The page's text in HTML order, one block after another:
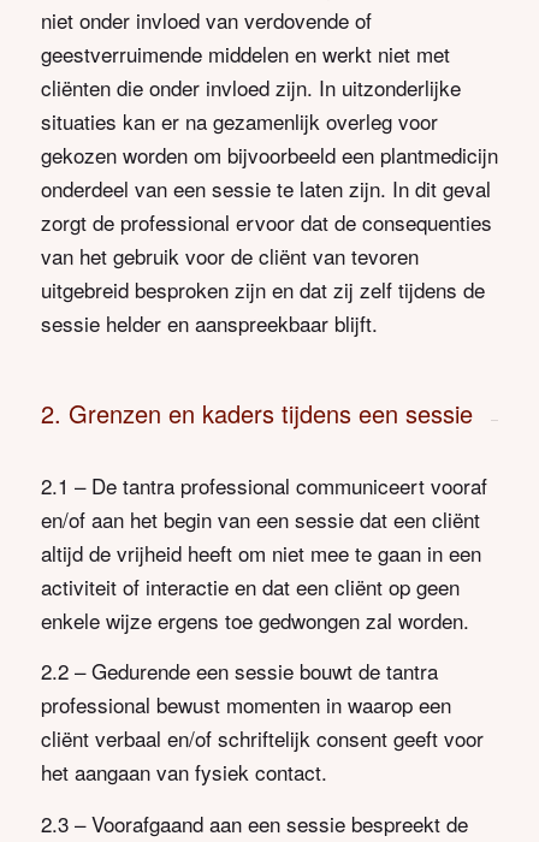
niet onder invloed van verdovende of
geestverruimende middelen en werkt niet met
cliënten die onder invloed zijn. In uitzonderlijke
situaties kan er na gezamenlijk overleg voor
gekozen worden om bijvoorbeeld een plantmedicijn
onderdeel van een sessie te laten zijn. In dit geval
zorgt de professional ervoor dat de consequenties
van het gebruik voor de cliënt van tevoren
uitgebreid besproken zijn en dat zij zelf tijdens de
sessie helder en aanspreekbaar blijft.
2. Grenzen en kaders tijdens een sessie
2.1 – De tantra professional communiceert vooraf
en/of aan het begin van een sessie dat een cliënt
altijd de vrijheid heeft om niet mee te gaan in een
activiteit of interactie en dat een cliënt op geen
enkele wijze ergens toe gedwongen zal worden.
2.2 – Gedurende een sessie bouwt de tantra
professional bewust momenten in waarop een
cliënt verbaal en/of schriftelijk consent geeft voor
het aangaan van fysiek contact.
2.3 – Voorafgaand aan een sessie bespreekt de